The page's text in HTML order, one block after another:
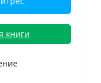
книги